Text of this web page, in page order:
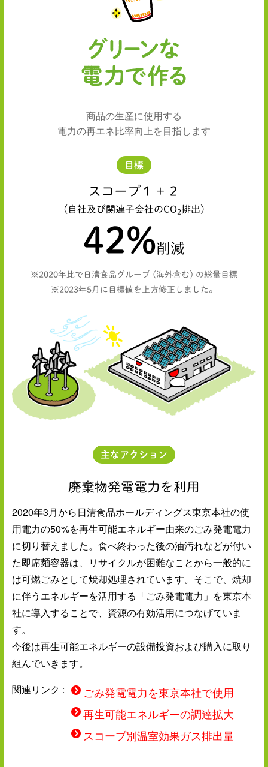
商品の生産に使用する
電力の再エネ比率向上を目指します
目標
スコープ１＋２
(自社及び関連子会社のCO2排出)
42%削減
※2020年比で日清食品グループ (海外含む) の総量目標
※2023年5月に目標値を上方修正しました。
主なアクション
廃棄物発電電力を利用
2020年3月から日清食品ホールディングス東京本社の使
用電力の50%を再生可能エネルギー由来のごみ発電電力
に切り替えました。食べ終わった後の油汚れなどが付い
た即席麺容器は、リサイクルが困難なことから一般的に
は可燃ごみとして焼却処理されています。そこで、焼却
に伴うエネルギーを活用する「ごみ発電電力」を東京本
社に導入することで、資源の有効活用につなげていま
す。
今後は再生可能エネルギーの設備投資および購入に取り
組んでいきます。
関連リンク :
ごみ発電電力を東京本社で使用
再生可能エネルギーの調達拡大
スコープ別温室効果ガス排出量